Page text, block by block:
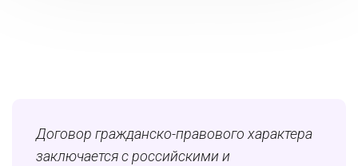
Договор гражданско-правового характера
заключается с российскими и